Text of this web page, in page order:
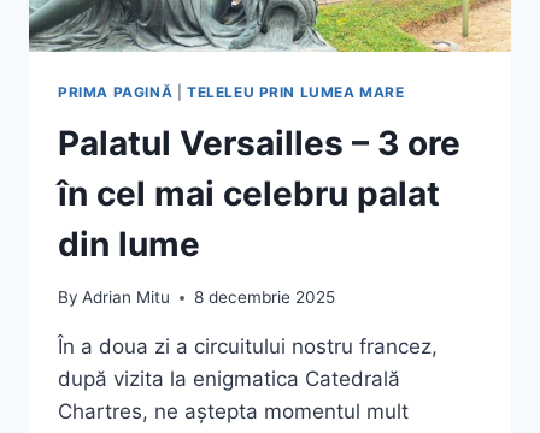
PRIMA PAGINĂ TELELEU PRIN LUMEA MARE
Palatul Versailles – 3 ore
în cel mai celebru palat
din lume
By Adrian Mitu 8 decembrie 2025
În a doua zi a circuitului nostru francez,
după vizita la enigmatica Catedrală
Chartres, ne aștepta momentul mult